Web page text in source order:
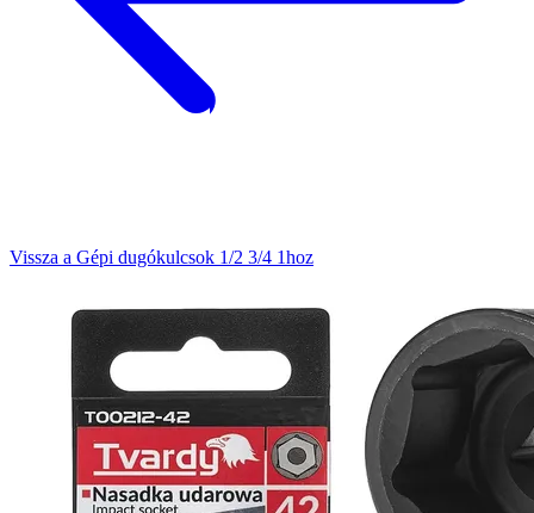
Vissza a Gépi dugókulcsok 1/2 3/4 1hoz